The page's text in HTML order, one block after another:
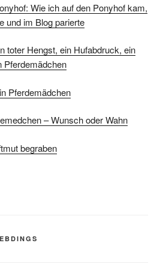
Wie ich auf den Ponyhof kam,
und im Blog parierte
toter Hengst, ein Hufabdruck, ein
Pferdemädchen
Pferdemädchen
– Wunsch oder Wahn
begraben